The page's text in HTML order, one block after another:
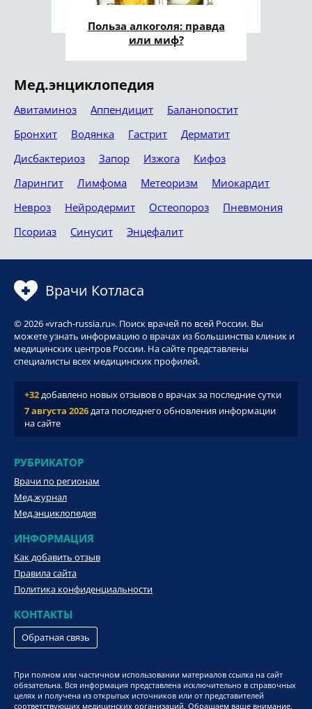
Польза алкоголя: правда
или миф?
Мед.энциклопедия
Авитаминоз Аппендицит
Баланопостит
Бронхит
Водянка Гастрит
Дерматит
Дисбактериоз
Запор Изжога
Кифоз
Ларингит
Лимфома Метеоризм
Миокардит
Невроз
Нейродермит Остеопороз
Пневмония
Псориаз
Синусит Энцефалит
Врачи Котласа
© 2026 «vrach-russia.ru». Поиск врачей по всей России. Вы
можете узнать информацию о врачах из большинства клиник и
медицинских центров России. На сайте представлены
специалисты всех медицинских профилей.
+32добавлено новых отзывов о врачах за последние сутки
7 августа 2026дата последнего обновления информации
на сайте
РУБРИКАТОР
Врачи по регионам
Мед.журнал
Мед.энциклопедия
ИНФОРМАЦИЯ
Как добавить отзыв
Правила сайта
Политика конфиденциальности
КОНТАКТЫ
Обратная связь
При полном или частичном использовании материалов ссылка на сайт
обязательна. Вся информация представлена исключительно в справочных
целях и получена из открытых источников или от представителей
соответствующих медицинских организаций. Обращаем ваше внимание,